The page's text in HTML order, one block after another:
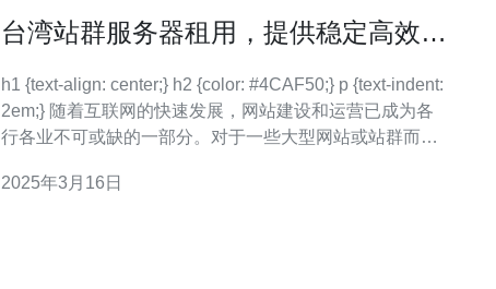
台湾站群服务器租用，提供稳定高效的
h1 {text-align: center;} h2 {color: #4CAF50;} p {text-indent:
2em;} 随着互联网的快速发展，网站建设和运营已成为各
行各业不可或缺的一部分。对于一些大型网站或站群而
2025年3月16日